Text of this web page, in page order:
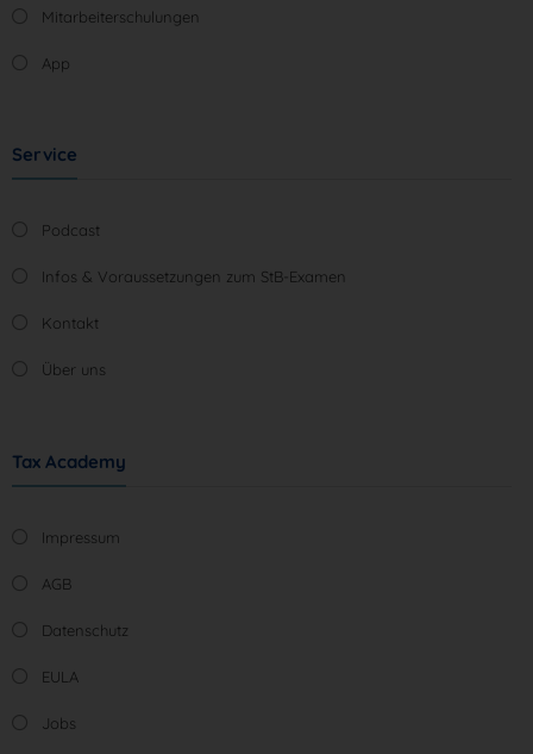
Mitarbeiterschulungen
App
Service
Podcast
Infos & Voraussetzungen zum StB-Examen
Kontakt
Über uns
Tax Academy
Impressum
AGB
Datenschutz
EULA
Jobs